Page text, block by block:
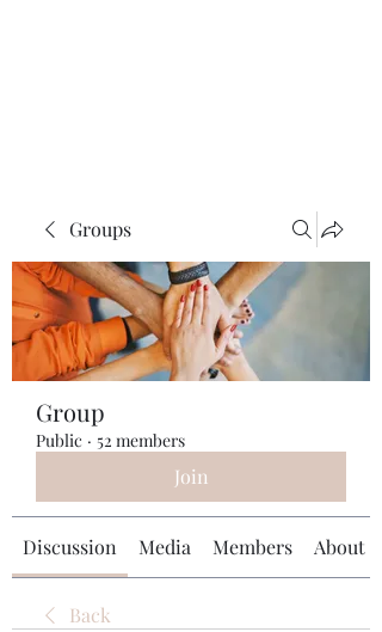
Groups
Group
Public · 52 members
Join
Discussion Media Members About
Back